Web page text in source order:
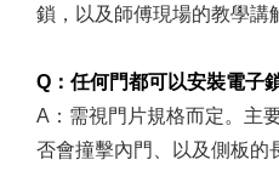
鎖，以及師傅現場的教學講
Q：任何門都可以安裝電子
A：需視門片規格而定。主
否會撞擊內門、以及側板的